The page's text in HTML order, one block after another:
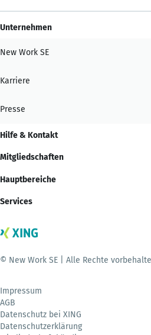
Unternehmen
New Work SE
Karriere
Presse
Hilfe & Kontakt
Mitgliedschaften
Hauptbereiche
Services
© New Work SE | Alle Rechte
Impressum
AGB
Datenschutz bei XING
Datenschutzerklärung